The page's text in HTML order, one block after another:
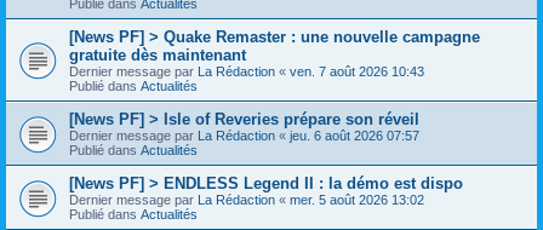
Publié dans Actualités
[News PF] > Quake Remaster : une nouvelle campagne
gratuite dès maintenant
Dernier message par La Rédaction « ven. 7 août 2026 10:43
Publié dans Actualités
[News PF] > Isle of Reveries prépare son réveil
Dernier message par La Rédaction « jeu. 6 août 2026 07:57
Publié dans Actualités
[News PF] > ENDLESS Legend II : la démo est dispo
Dernier message par La Rédaction « mer. 5 août 2026 13:02
Publié dans Actualités